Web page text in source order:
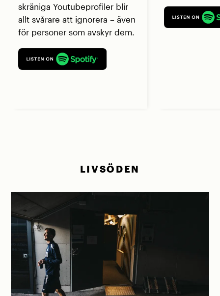
skräniga Youtubeprofiler blir
allt svårare att ignorera – även
för personer som avskyr dem.
LIVSÖDEN